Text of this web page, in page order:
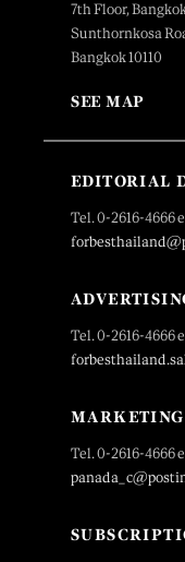
7th Floor,
Sunthornkosa
Bangkok 10110
SEE MAP
EDITORIAL
Tel. 0-2616-4666
Tel. 0-2616-4666
Tel. 0-2616-4666